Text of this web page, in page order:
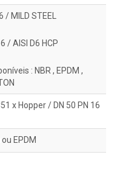
MILD STEEL
/ AISI D6 HCP
: NBR , EPDM ,
x Hopper / DN 50 PN 16
EPDM